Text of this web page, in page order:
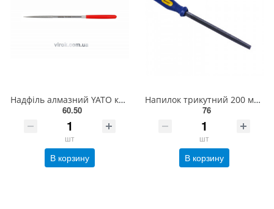
Надфіль алмазний YATO круглий, l= 160/50 мм, Ø= 4 мм [80/800] YT-6149
60.50
шт
В корзину
Напилок трикутний 200 мм СТАНДАРТ TSF0200
76
шт
В корзину